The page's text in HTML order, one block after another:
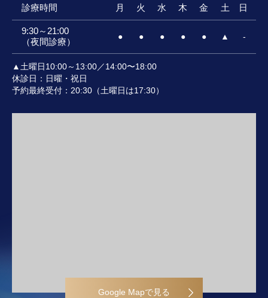
診療時間 月 火 水 木 金 土 日
9:30～21:00
（夜間診療）
● ● ● ● ● ▲ -
▲土曜日10:00～13:00／14:00〜18:00
休診日：日曜・祝日
予約最終受付：20:30（土曜日は17:30）
Google Mapで見る